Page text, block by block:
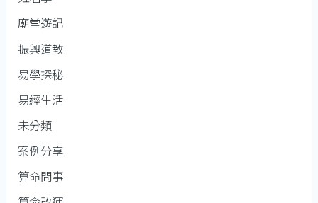
廟堂遊記
振興道教
易學探秘
易經生活
未分類
案例分享
算命問事